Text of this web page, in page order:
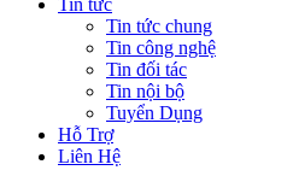
Tin tức chung
Tin công nghệ
Tin đối tác
Tin nội bộ
Tuyển Dụng
Hỗ Trợ
Liên Hệ